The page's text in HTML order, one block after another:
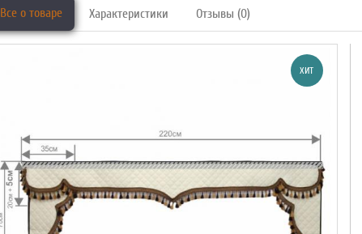
Все о товаре Характеристики Отзывы (0)
ХИТ